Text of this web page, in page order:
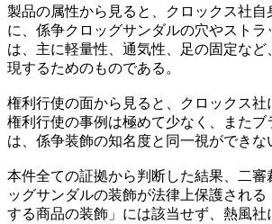
製品の属性から見ると、クロックス社自
に、係争クロッグサンダルの穴やストラ
は、主に軽量性、通気性、足の固定など
現するためのものである。
権利行使の面から見ると、クロックス社
権利行使の事例は極めて少なく、またブ
は、係争装飾の知名度と同一視ができな
本件全ての証拠から判断した結果、二審
ッグサンダルの装飾が法律上保護され
する商品の装飾」には該当せず、熱風社